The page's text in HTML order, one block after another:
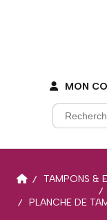
MON
TAMPONS &
PLANCHE DE